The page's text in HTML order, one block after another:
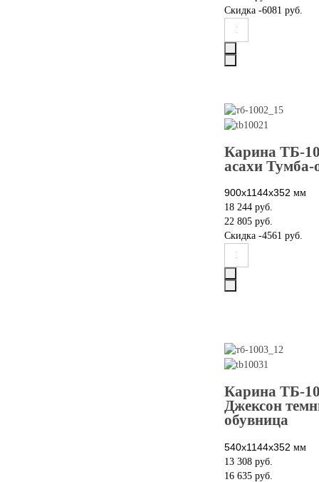
Скидка -6081 руб.
Карина ТБ-
асахи Тумба-
900x1144х352 мм
18 244 руб.
22 805 руб.
Скидка -4561 руб.
Карина ТБ-
Джексон
обувница
540x1144х352 мм
13 308 руб.
16 635 руб.